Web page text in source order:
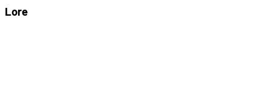
Lore